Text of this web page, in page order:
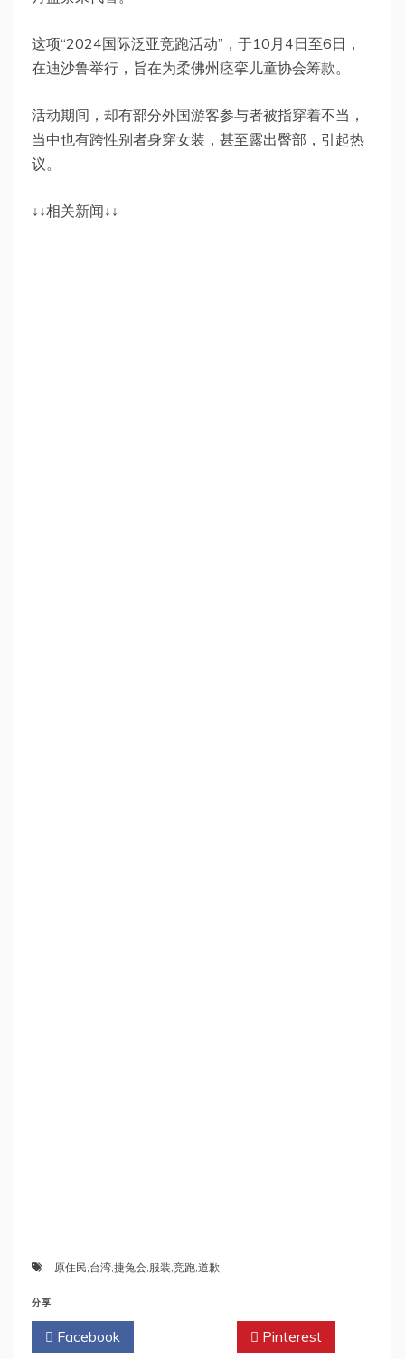
这项“2024国际泛亚竞跑活动”，于10月4日至6日，
在迪沙鲁举行，旨在为柔佛州痉挛儿童协会筹款。
活动期间，却有部分外国游客参与者被指穿着不当，
当中也有跨性别者身穿女装，甚至露出臀部，引起热
议。
↓↓相关新闻↓↓
原住民 台湾 捷兔会 服装 竞跑 道歉
分享
Facebook Pinterest